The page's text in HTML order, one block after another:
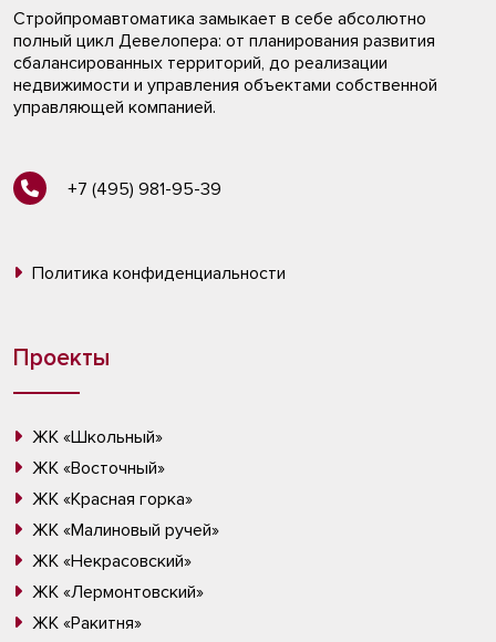
Стройпромавтоматика замыкает в себе абсолютно
полный цикл Девелопера: от планирования развития
сбалансированных территорий, до реализации
недвижимости и управления объектами собственной
управляющей компанией.
+7 (495) 981-95-39
Политика конфиденциальности
Проекты
ЖК «Школьный»
ЖК «Восточный»
ЖК «Красная горка»
ЖК «Малиновый ручей»
ЖК «Некрасовский»
ЖК «Лермонтовский»
ЖК «Ракитня»